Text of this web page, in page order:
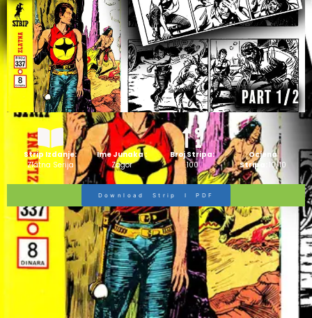
Strip Izdanje:
Zlatna Serija
Ime Junaka :
Zagor
Broj Stripa:
100
Ocjena
Stripa:
10/10
Download Strip I PDF